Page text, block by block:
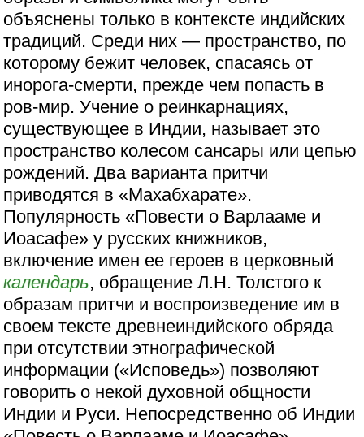
объяснены только в контексте индийских
традиций. Среди них — пространство, по
которому бежит человек, спасаясь от
инорога-смерти, прежде чем попасть в
ров-мир. Учение о реинкарнациях,
существующее в Индии, называет это
пространство колесом сансары или цепью
рождений. Два варианта притчи
приводятся в «Махабхарате».
Популярность «Повести о Варлааме и
Иоасафе» у русских книжников,
включение имен ее героев в церковный
календарь, обращение Л.Н. Толстого к
образам притчи и воспроизведение им в
своем тексте древнеиндийского обряда
при отсутствии этнографической
информации («Исповедь») позволяют
говорить о некой духовной общности
Индии и Руси. Непосредственно об Индии